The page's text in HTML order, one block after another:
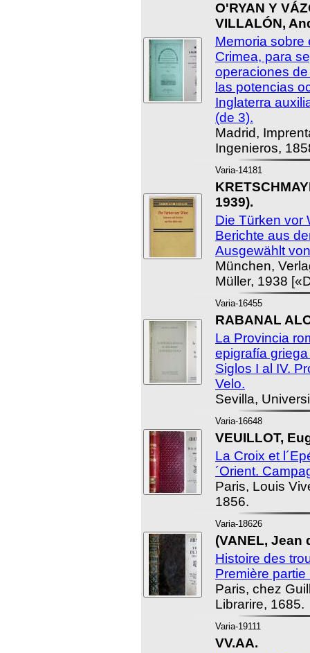
O'RYAN Y
VILLALÓN,
Memoria sobre
Crimea, para
operaciones
las potencias
Inglaterra
(de 3).
Madrid,
Ingenieros,
Varia-14181
1939).
Die Türken vor
Berichte aus
Ausgewählt
München,
Müller, 1938
Varia-16455
RABANAL
La Provincia
epigrafía
Siglos I al IV.
Velo.
Sevilla,
Varia-16648
VEUILLOT,
La Croix et
´Orient.
Paris, Louis
1856.
Varia-18626
(VANEL, Jean
Histoire des
Première
Paris, chez
Librarire, 1685.
Varia-19111
VV.AA.